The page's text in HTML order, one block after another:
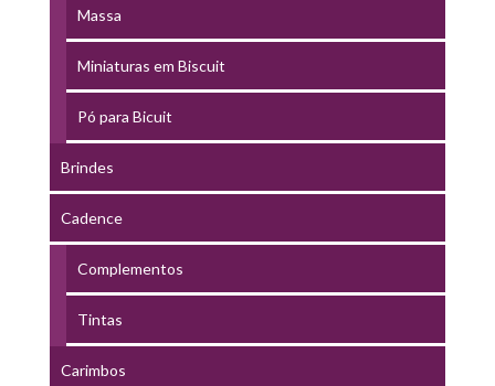
Massa
Miniaturas em Biscuit
Pó para Bicuit
Brindes
Cadence
Complementos
Tintas
Carimbos